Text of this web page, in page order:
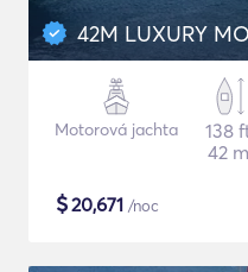
42M LUXURY
Motorová jachta
138
42 m
$20,671 /noc